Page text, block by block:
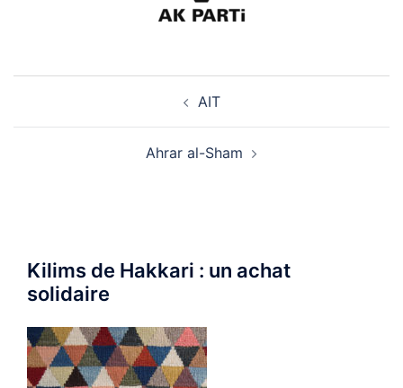
AIT
Ahrar al-Sham
Kilims de Hakkari : un achat
solidaire